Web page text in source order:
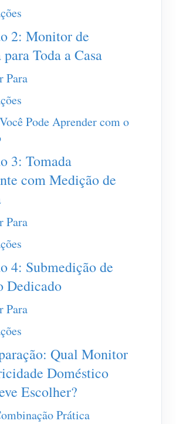
de consumo de eletricidade
de energia da fábrica
do produto
de contribuidores
contribuidores
IAMMETER
2: Monitor de
Toda a Casa
Para
Pode Aprender com o
3: Tomada
com Medição de
Para
4: Submedição de
Dedicado
Para
Qual Monitor
Doméstico
Escolher?
Prática